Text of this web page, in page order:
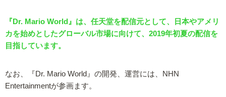
『Dr. Mario World』は、任天堂を配信元として、日本やアメリ
カを始めとしたグローバル市場に向けて、2019年初夏の配信を
目指しています。
なお、『Dr. Mario World』の開発、運営には、NHN
Entertainmentが参画ます。